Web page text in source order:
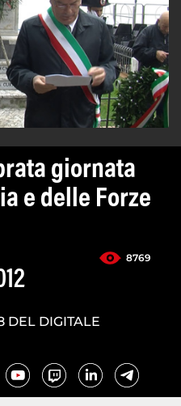
giornata
e delle Forze
8769
DEL DIGITALE